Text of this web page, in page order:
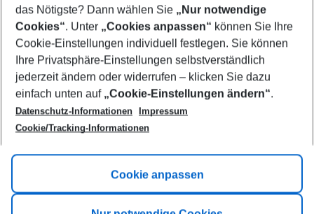
Footer
Footer navigation
Title A
Link A
das Nötigste? Dann wählen Sie „Nur notwendige
Cookies“. Unter „Cookies anpassen“ können Sie Ihre
Cookie-Einstellungen individuell festlegen. Sie können
Ihre Privatsphäre-Einstellungen selbstverständlich
jederzeit ändern oder widerrufen – klicken Sie dazu
einfach unten auf „Cookie-Einstellungen ändern“.
Datenschutz-Informationen
Impressum
Cookie/Tracking-Informationen
Cookie anpassen